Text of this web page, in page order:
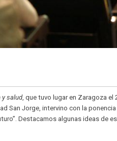
y salud, que tuvo lugar en Zaragoza el
San Jorge, intervino con la ponencia
Destacamos algunas ideas de